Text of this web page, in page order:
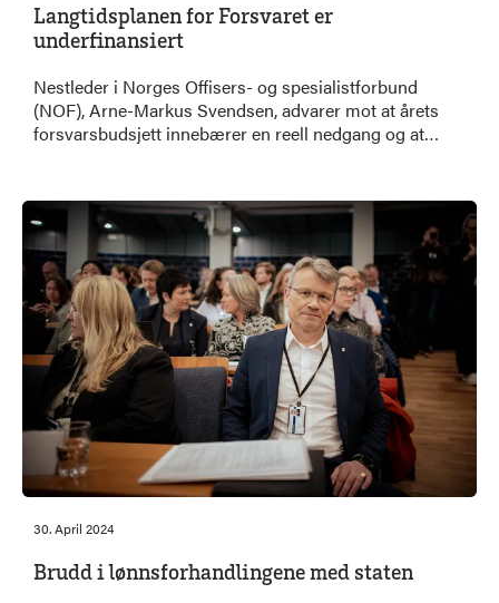
Langtidsplanen for Forsvaret er
underfinansiert
Nestleder i Norges Offisers- og spesialistforbund
(NOF), Arne-Markus Svendsen, advarer mot at årets
forsvarsbudsjett innebærer en reell nedgang og at
at satsingen ikke står i stil med behovene.
30. April 2024
Brudd i lønnsforhandlingene med staten